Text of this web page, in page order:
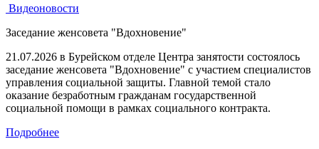
Видеоновости
Заседание женсовета "Вдохновение"
21.07.2026 в Бурейском отделе Центра занятости состоялось
заседание женсовета "Вдохновение" с участием специалистов
управления социальной защиты. Главной темой стало
оказание безработным гражданам государственной
социальной помощи в рамках социального контракта.
Подробнее